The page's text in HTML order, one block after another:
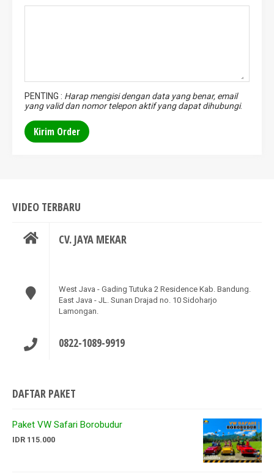
PENTING : Harap mengisi dengan data yang benar, email
yang valid dan nomor telepon aktif yang dapat dihubungi.
VIDEO TERBARU
CV. JAYA MEKAR
West Java - Gading Tutuka 2 Residence Kab. Bandung.
East Java - JL. Sunan Drajad no. 10 Sidoharjo
Lamongan.
0822-1089-9919
DAFTAR PAKET
Paket VW Safari Borobudur
IDR 115.000